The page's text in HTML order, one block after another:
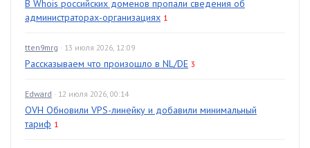
В Whois российских доменов пропали сведения об
администраторах-организациях 1
tten9mrg · 13 июля 2026, 12:09
Рассказываем что произошло в NL/DE 3
Edward · 12 июля 2026, 00:14
OVH Обновили VPS-линейку и добавили минимальный
тариф 1